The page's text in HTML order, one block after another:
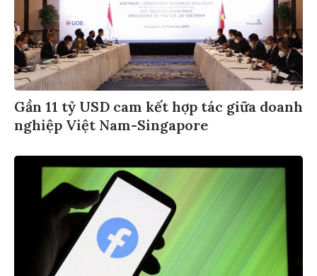
Gần 11 tỷ USD cam kết hợp tác giữa doanh
nghiệp Việt Nam-Singapore